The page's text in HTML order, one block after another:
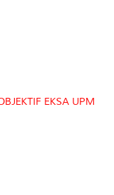
EKSA UPM